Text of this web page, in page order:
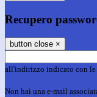
Recupero
button close ×
all'indirizzo indicato con le
Non hai una e-mail